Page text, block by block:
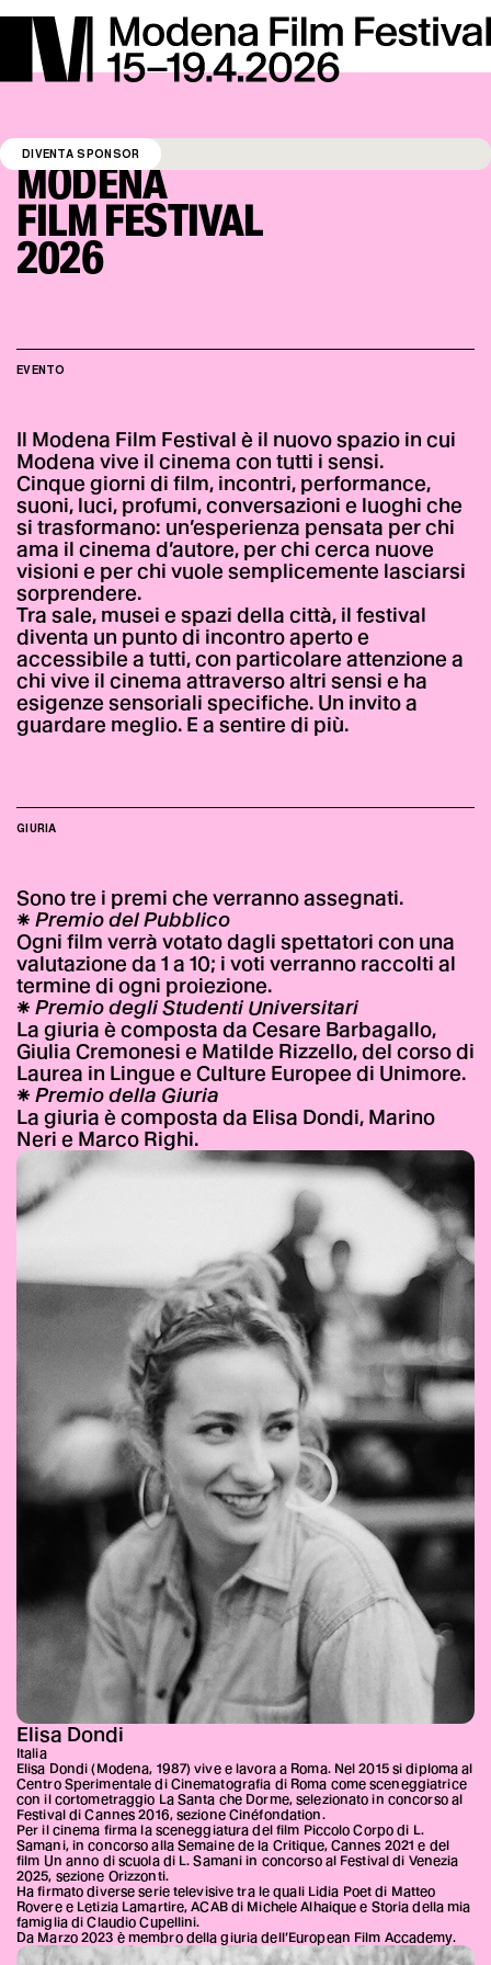
DIVENTA SPONSOR
MODENA
FILM FESTIVAL
2026
EVENTO
Il Modena Film Festival è il nuovo spazio in cui
Modena vive il cinema con tutti i sensi.
Cinque giorni di film, incontri, performance,
suoni, luci, profumi, conversazioni e luoghi che
si trasformano: un’esperienza pensata per chi
ama il cinema d’autore, per chi cerca nuove
visioni e per chi vuole semplicemente lasciarsi
sorprendere.
Tra sale, musei e spazi della città, il festival
diventa un punto di incontro aperto e
accessibile a tutti, con particolare attenzione a
chi vive il cinema attraverso altri sensi e ha
esigenze sensoriali specifiche. Un invito a
guardare meglio. E a sentire di più.
GIURIA
Sono tre i premi che verranno assegnati.
✳ Premio del Pubblico
Ogni film verrà votato dagli spettatori con una
valutazione da 1 a 10; i voti verranno raccolti al
termine di ogni proiezione.
✳ Premio degli Studenti Universitari
La giuria è composta da Cesare Barbagallo,
Giulia Cremonesi e Matilde Rizzello, del corso di
Laurea in Lingue e Culture Europee di Unimore.
✳ Premio della Giuria
La giuria è composta da Elisa Dondi, Marino
Neri e Marco Righi.
Elisa Dondi
Italia
Elisa Dondi (Modena, 1987) vive e lavora a Roma. Nel 2015 si diploma al
Centro Sperimentale di Cinematografia di Roma come sceneggiatrice
con il cortometraggio La Santa che Dorme, selezionato in concorso al
Festival di Cannes 2016, sezione Cinéfondation.
Per il cinema firma la sceneggiatura del film Piccolo Corpo di L.
Samani, in concorso alla Semaine de la Critique, Cannes 2021 e del
film Un anno di scuola di L. Samani in concorso al Festival di Venezia
2025, sezione Orizzonti.
Ha firmato diverse serie televisive tra le quali Lidia Poet di Matteo
Rovere e Letizia Lamartire, ACAB di Michele Alhaique e Storia della mia
famiglia di Claudio Cupellini.
Da Marzo 2023 è membro della giuria dell’European Film Accademy.